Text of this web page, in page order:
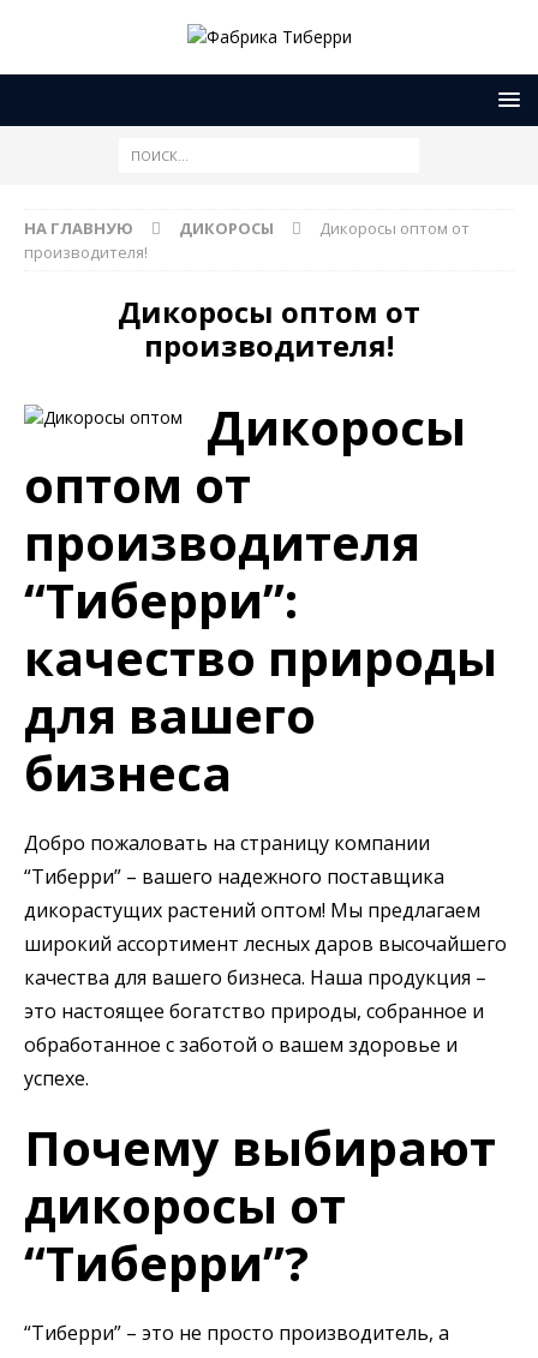
НА ГЛАВНУЮ ДИКОРОСЫ
Дикоросы оптом от
производителя!
Дикоросы оптом от
производителя!
Дикоросы
оптом от
производителя
“Тиберри”:
качество природы
для вашего
бизнеса
Добро пожаловать на страницу компании
“Тиберри” – вашего надежного поставщика
дикорастущих растений оптом! Мы предлагаем
широкий ассортимент лесных даров высочайшего
качества для вашего бизнеса. Наша продукция –
это настоящее богатство природы, собранное и
обработанное с заботой о вашем здоровье и
успехе.
Почему выбирают
дикоросы от
“Тиберри”?
“Тиберри” – это не просто производитель, а